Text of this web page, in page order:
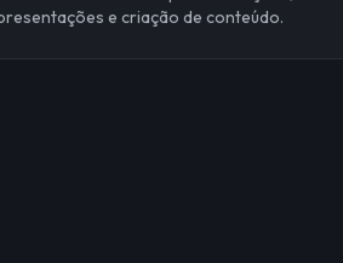
e criação de conteúdo.